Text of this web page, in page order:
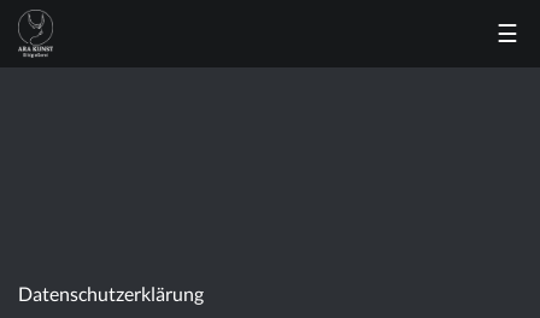
☰
Datenschutzerklärung